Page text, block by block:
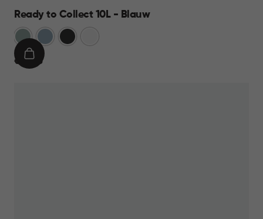
Ready to Collect 10L - Blauw
GroenBlauwDonkergrijs
€
€ 14,95
IN